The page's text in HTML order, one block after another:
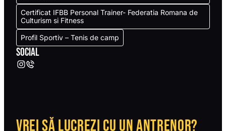
Certificat IFBB Personal Trainer- Federatia Romana de
Culturism si Fitness
Profil Sportiv – Tenis de camp
SOCIAL
Vrei să lucrezi cu un antrenor?